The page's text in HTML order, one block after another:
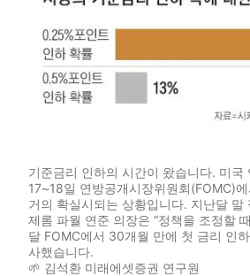
기준금리 인하의 시간이 왔습니다. 미국
17~18일 연방공개시장위원회(FOMC)
거의 확실시되는 상황입니다. 지난달 말
제롬 파월 연준 의장은 “정책을 조정할
달 FOMC에서 30개월 만에 첫 금리 인
사했습니다.
🌱 김석환 미래에셋증권 연구원